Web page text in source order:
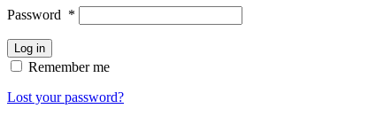
Password *
Log in
Remember me
Lost your password?